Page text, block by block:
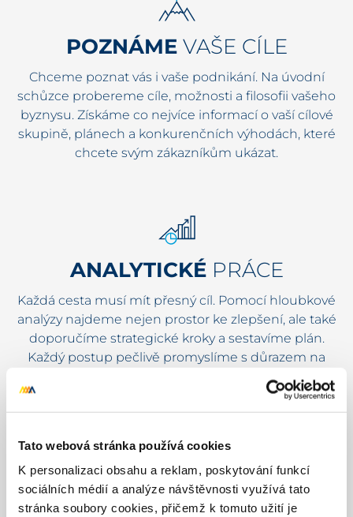
Tato webová stránka používá cookies
K personalizaci obsahu a reklam, poskytování funkcí
sociálních médií a analýze návštěvnosti využívá tato
stránka soubory cookies, přičemž k tomuto užití je
POZNÁME VAŠE CÍLE
Chceme poznat vás i vaše podnikání. Na úvodní
schůzce probereme cíle, možnosti a filosofii vašeho
byznysu. Získáme co nejvíce informací o vaší cílové
skupině, plánech a konkurenčních výhodách, které
chcete svým zákazníkům ukázat.
ANALYTICKÉ PRÁCE
Každá cesta musí mít přesný cíl. Pomocí hloubkové
analýzy najdeme nejen prostor ke zlepšení, ale také
doporučíme strategické kroky a sestavíme plán.
Každý postup pečlivě promyslíme s důrazem na
výsledky a ohledem na cíle vašeho podnikání.
PRÁCE S OBSAHEMA